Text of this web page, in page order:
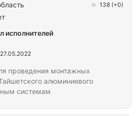
проведения монтажных
алюминиевого
системам
138 (+0)
исполнителей
27.05.2022